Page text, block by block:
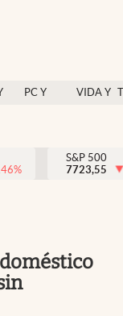
PC Y
VIDA Y
México
%
S&P 500
7723,55